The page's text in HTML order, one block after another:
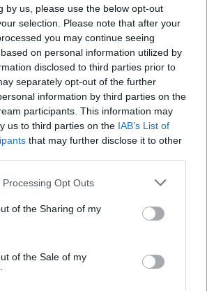
by us, please use the below opt-out
selection. Please note that after your
you may continue seeing
on personal information utilized by
disclosed to third parties prior to
separately opt-out of the further
information by third parties on the
participants. This information may
us to third parties on the IAB’s List of
that may further disclose it to other
Opt Outs
of the Sharing of my
of the Sale of my
DI LEGNANO